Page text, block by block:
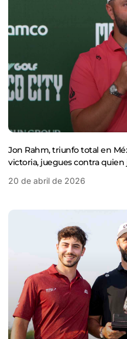
Jon Rahm, triunfo total en
victoria, juegues contra quien
20 de abril de 2026